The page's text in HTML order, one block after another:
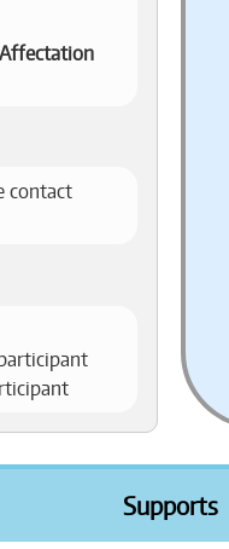
Affectation
contact
Supports